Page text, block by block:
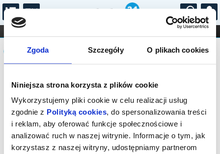
Zgoda Szczegóły O plikach cookies
Niniejsza strona korzysta z plików cookie
Wykorzystujemy pliki cookie w celu realizacji usług
zgodnie z Polityką cookies, do spersonalizowania treści
i reklam, aby oferować funkcje społecznościowe i
analizować ruch w naszej witrynie. Informacje o tym, jak
korzystasz z naszej witryny, udostępniamy partnerom
...
FILHARMONIA OPERA I BALET
STAND-UP
DLA DZIECI
Komunikat
Sprzedaż biletów on-line na wydarzenie
została zakończona.